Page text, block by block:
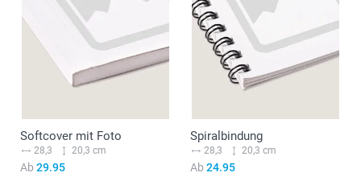
Softcover mit Foto
28,3 20,3 cm
Ab 29.95
Spiralbindung
28,3 20,3 cm
Ab 24.95